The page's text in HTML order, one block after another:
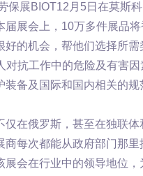
保展BIOT12月5日在莫斯
届展会上，10万多件展品将
好的机会，帮他们选择所需
对抗工作中的危险及有害因
装备及国际和国内相关的规
仅在俄罗斯，甚至在独联体
商每次都能从政府部门那里
展会在行业中的领导地位，